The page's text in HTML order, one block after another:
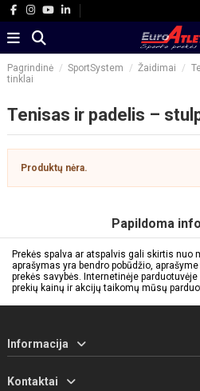
Pagrindinė SportSystem Žaidimai
tinklai
Tenisas ir padelis –
Produktų nėra.
Papildoma
Prekės spalva ar atspalvis gali skirtis nuo
aprašymas yra bendro pobūdžio,
prekės savybės. Internetinėje
prekių kainų ir akcijų taikomų mūsų
Informacija
Kontaktai